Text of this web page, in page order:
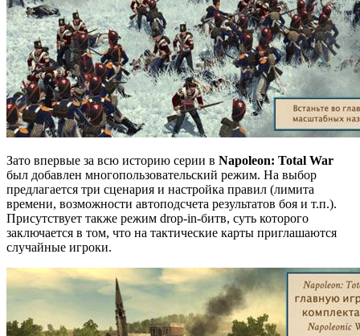
Зато впервые за всю историю серии в Napoleon: Total War
был добавлен многопользовательский режим. На выбор
предлагается три сценария и настройка правил (лимита
времени, возможности автоподсчета результатов боя и т.п.).
Присутствует также режим drop-in-битв, суть которого
заключается в том, что на тактические карты приглашаются
случайные игроки.